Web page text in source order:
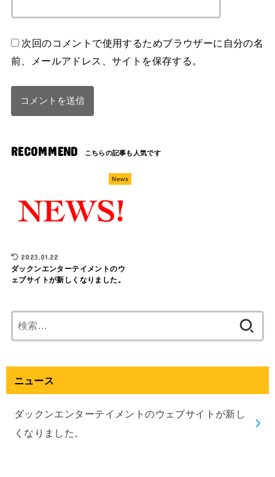
次回のコメントで使用するためブラウザーに自分の名
前、メールアドレス、サイトを保存する。
RECOMMEND
News
2023.01.22
ダックンエンターテイメントのウ
ェブサイトが新しくなりました。
索:
ニュース
ダックンエンターテイメントのウェブサイトが新し
くなりました。